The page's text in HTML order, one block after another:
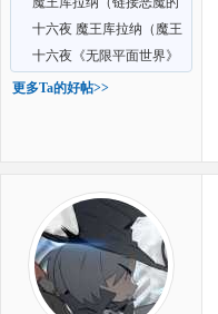
生活）
十六夜 魔王库拉纳（魔王
的日常生活）
十六夜《无限平面世界》
更多Ta的好帖>>